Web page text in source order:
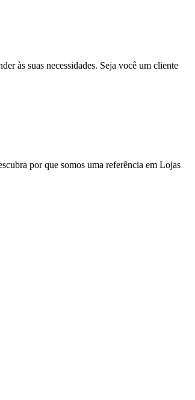
às suas necessidades. Seja você um cliente
por que somos uma referência em Lojas